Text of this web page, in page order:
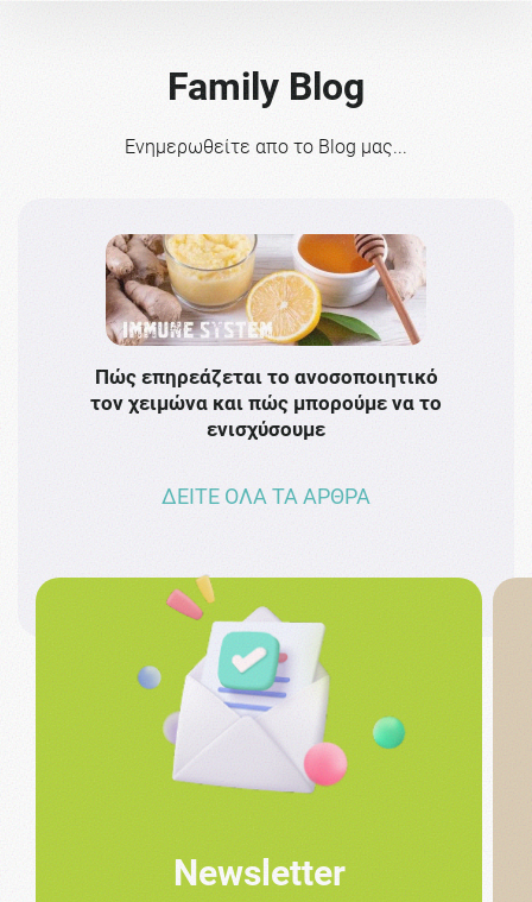
Family Blog
Ενημερωθείτε απο το Blog μας...
Πώς επηρεάζεται το ανοσοποιητικό
τον χειμώνα και πώς μπορούμε να το
ενισχύσουμε
ΔΕΙΤΕ ΟΛΑ ΤΑ ΑΡΘΡΑ
Newsletter